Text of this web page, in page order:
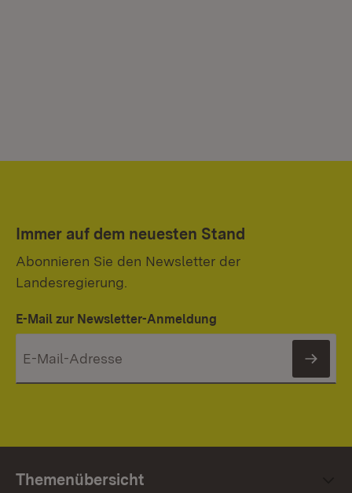
Immer auf dem neuesten Stand
Abonnieren Sie den Newsletter der
Landesregierung.
E-Mail zur Newsletter-Anmeldung
Themenübersicht